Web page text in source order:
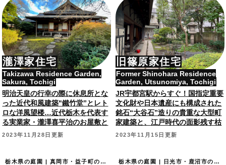
瀧澤家住宅
Takizawa Residence Garden,
Sakura, Tochigi
明治天皇の行幸の際に休息所とな
った近代和風建築"鐵竹堂”とレト
ロな洋風望楼…近代栃木を代表す
る実業家・瀧澤喜平治のお屋敷と
庭園。栃木県指定文化財。
2023年11月28日更新
旧篠原家住宅
Former Shinohara Residence
Garden, Utsunomiya, Tochigi
JR宇都宮駅からすぐ！国指定重要
文化財や日本遺産にも構成された
銘石“大谷石”造りの貴重な大型町
家建築と、江戸時代の面影残す枯
山水庭園。
2023年11月15日更新
栃木県の庭園 | 真岡市・益子町の庭園 栃木県の庭園 | 日光市・鹿沼市の庭園